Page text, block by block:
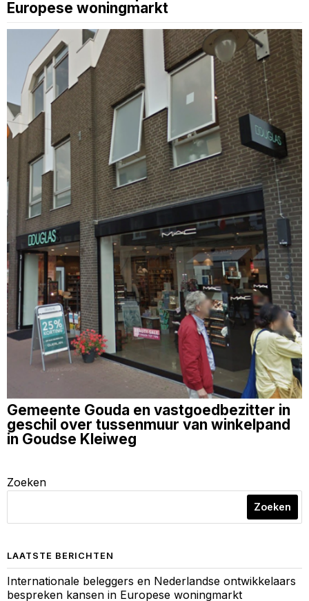
Europese woningmarkt
Gemeente Gouda en vastgoedbezitter in
geschil over tussenmuur van winkelpand
in Goudse Kleiweg
Zoeken
Zoeken
LAATSTE BERICHTEN
Internationale beleggers en Nederlandse ontwikkelaars
bespreken kansen in Europese woningmarkt